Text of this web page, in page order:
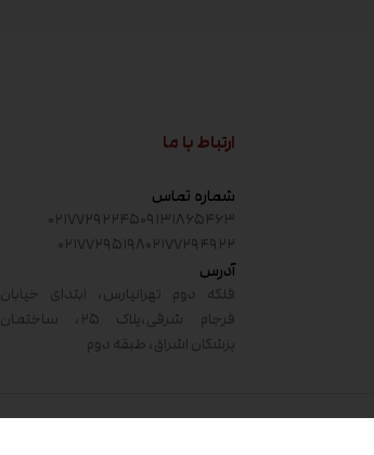
ارتباط با ما
شماره تماس
۰۹۱۳۱۸۶۵۴۶۳۰۲۱۷۷۲۹۲۲۴۵
۰۲۱۷۷۲۹۴۹۲۲۰۲۱۷۷۲۹۵۱۹۸
آدرس
فلکه دوم تهرانپارس، ابتدای خیابان
فرجام شرقی،پلاک ۲۵، ساختمان
پزشکان اشراق، طبقه دوم